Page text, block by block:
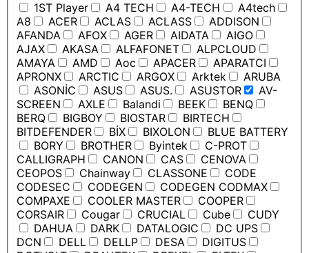
1ST Player
A4 TECH A4-TECH
A4tech
A8
ACER ACLAS ACLASS
ADDISON
AFANDA
AFOX AGER AIDATA
AIGO
AJAX
AKASA ALFAFONET
ALPCLOUD
AMAYA
AMD Aoc APACER
APARATCI
APRONX
ARCTIC ARGOX Arktek
ARUBA
ASONİC
ASUS ASUS. ASUSTOR
AV-
SCREEN
AXLE Balandi BEEK
BENQ
BERQ
BIGBOY BIOSTAR
BIRTECH
BITDEFENDER
BİX BIXOLON
BLUE BATTERY
BORY
BROTHER Byintek
C-PROT
CALLIGRAPH
CANON CAS
CENOVA
CEOPOS
Chainway CLASSONE
CODE
CODESEC
CODEGEN
CODEGEN CODMAX
COMPAXE
COOLER MASTER
COOPER
CORSAIR
Cougar CRUCIAL Cube
CUDY
DAHUA
DARK DATALOGIC
DC UPS
DCN
DELL DELLP DESA
DIGITUS